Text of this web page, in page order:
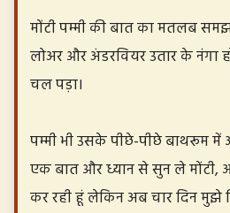
मोंटी पम्मी की बात का मतलब
लोअर और अंडरवियर उतार के नंगा
चल पड़ा।
पम्मी भी उसके पीछे-पीछे बाथरूम
एक बात और ध्यान से सुन ले मोंटी,
कर रही हूं लेकिन अब चार दिन